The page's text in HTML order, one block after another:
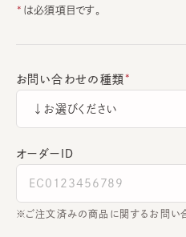
は必須項目です。
お問い合わせの種類
オーダーＩＤ
ご注文済みの商品に関するお問い